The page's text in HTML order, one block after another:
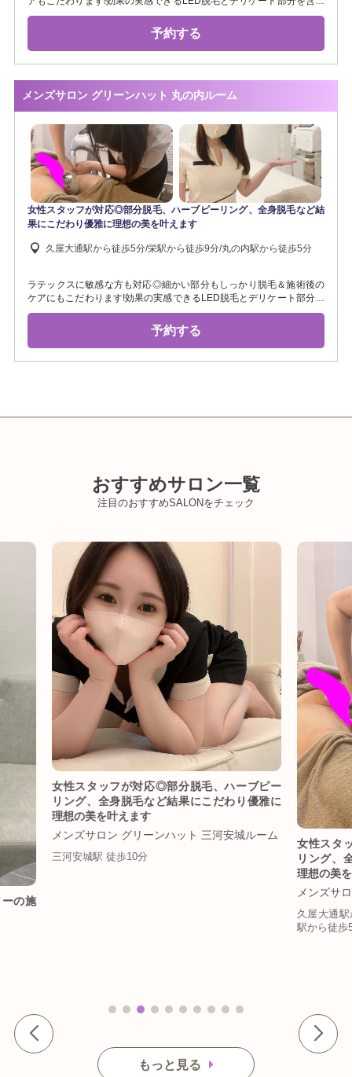
た全身ケアをご提供《男女脱毛・シャワー無料》毛穴ニキビケア/痩身/
脚脱毛/尻ハーブピーリング/高周波オイルリンパ/マッサージ/胸脱毛/脇
脱毛/腕脱毛/髭脱毛/LED脱毛/背中ハーブピーリング
予約する
メンズサロン グリーンハット 丸の内ルーム
女性スタッフが対応◎部分脱毛、ハーブピーリング、全身脱毛など結
果にこだわり優雅に理想の美を叶えます
久屋大通駅から徒歩5分/栄駅から徒歩9分/丸の内駅から徒歩5分
ラテックスに敏感な方も対応◎細かい部分もしっかり脱毛＆施術後の
ケアにもこだわります!効果の実感できるLED脱毛とデリケート部分を
含めた全身のケアをご提供《男女脱毛可・シャワー完備》毛穴ニキビ
ケア/痩身/メンズ脱毛/ハーブピーリング/高周波オイルリンパ/マッサー
ジ/部分脱毛/全身脱毛/レディース脱毛
予約する
おすすめサロン一覧
注目のおすすめSALONをチェック
女性スタッフが対応◎部分脱毛、ハーブピー
リング、全身脱毛など結果にこだわり優雅に
【26年7
応◎部分
など結
メンズ
もっと見る